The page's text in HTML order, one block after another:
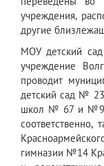
учреждения,
другие
МОУ детский
учреждение
проводит
детский сад №
школ № 67 и №93
гимназии №14